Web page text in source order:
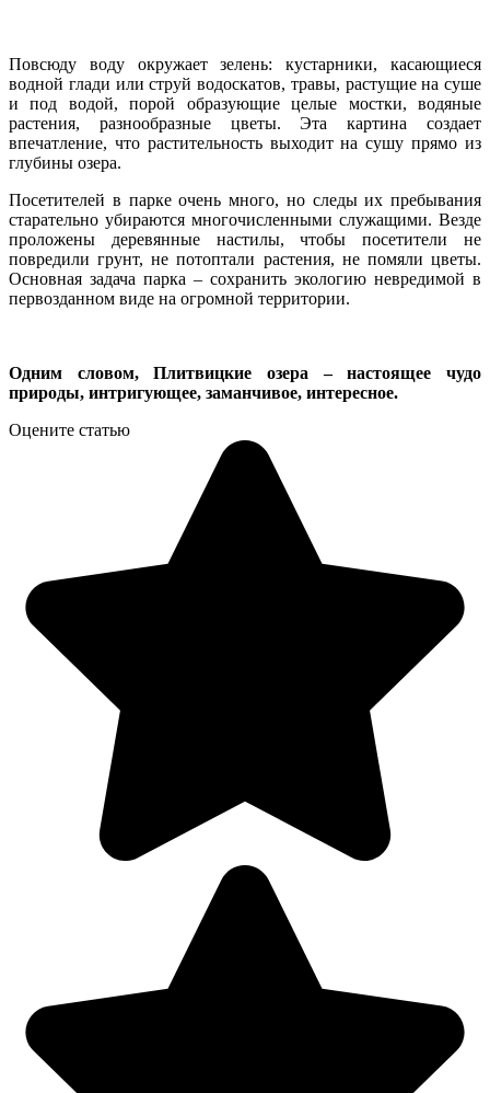
Повсюду воду окружает зелень: кустарники, касающиеся
водной глади или струй водоскатов, травы, растущие на суше
и под водой, порой образующие целые мостки, водяные
растения, разнообразные цветы. Эта картина создает
впечатление, что растительность выходит на сушу прямо из
глубины озера.
Посетителей в парке очень много, но следы их пребывания
старательно убираются многочисленными служащими. Везде
проложены деревянные настилы, чтобы посетители не
повредили грунт, не потоптали растения, не помяли цветы.
Основная задача парка – сохранить экологию невредимой в
первозданном виде на огромной территории.
Одним словом, Плитвицкие озера – настоящее чудо
природы, интригующее, заманчивое, интересное.
Оцените статью